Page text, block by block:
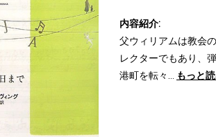
内容紹介:
父ウィリアムは教会
レクターでもあり、
港町を転々…
もっと